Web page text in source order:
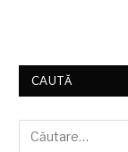
CAUTĂ